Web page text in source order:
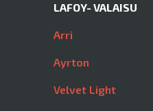
LAFOY- VALAISU
Arri
Ayrton
Velvet Light